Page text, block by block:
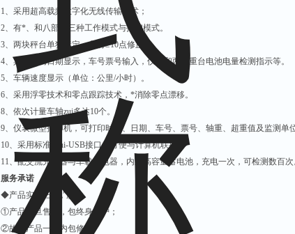
1、采用超高载频数字化无线传输技术；
2、有*、和八部委三种工作模式与打印模式。
3、两块秤台单独标定，具有≥10点修正；
4、具有时间日期显示，车号票号输入，仪表和两称重台电池电量检测指示等。
5、车辆速度显示（单位：公里/小时）。
6、采用浮零技术和零点跟踪技术，*消除零点漂移。
8、依次计量车轴zui多达10个。
9、仪表微型打印机，可打印时间、日期、车号、票号、轴重、超重值及监测单
10、采用标准mini-USB接口，方便与计算机联接。
11、配交流充电器与车载充电器，内置高容量蓄电池，充电一次，可检测数百次
服务承诺
◆产品实行“三包”服务
①产品一旦售出，包终身维护；
②故障产品一年内包修；